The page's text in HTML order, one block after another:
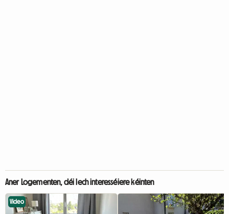
Aner Logementen, déi Iech interesséiere kéinten
Video